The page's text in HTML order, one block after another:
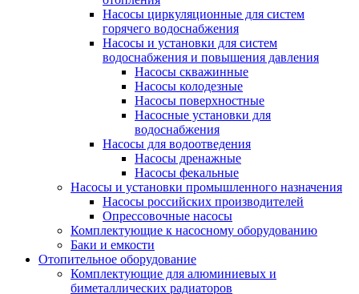
Насосы циркуляционные для систем
горячего водоснабжения
Насосы и установки для систем
водоснабжения и повышения давления
Насосы скважинные
Насосы колодезные
Насосы поверхностные
Насосные установки для
водоснабжения
Насосы для водоотведения
Насосы дренажные
Насосы фекальные
Насосы и установки промышленного назначения
Насосы российских производителей
Опрессовочные насосы
Комплектующие к насосному оборудованию
Баки и емкости
Отопительное оборудование
Комплектующие для алюминиевых и
биметаллических радиаторов